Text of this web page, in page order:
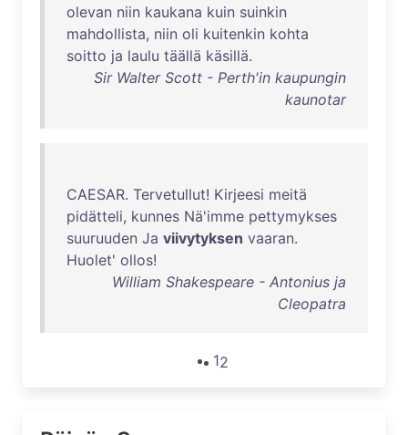
olevan niin kaukana kuin suinkin
mahdollista, niin oli kuitenkin kohta
soitto ja laulu täällä käsillä.
Sir Walter Scott - Perth'in kaupungin
kaunotar
CAESAR. Tervetullut! Kirjeesi meitä
pidätteli, kunnes Nä'imme pettymykses
suuruuden Ja viivytyksen vaaran.
Huolet' ollos!
William Shakespeare - Antonius ja
Cleopatra
12